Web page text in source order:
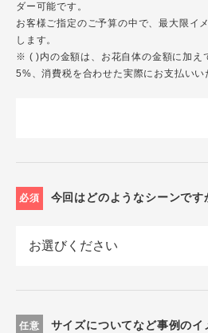
ダー可能です。
お客様ご指定のご予算の中で、最大限イ
します。
※ ( )内の金額は、お花自体の金額に加え
5%、消費税を合わせた実際にお支払いい
必須 今回はどのようなシーンです
任意
サイズについてなど事例の